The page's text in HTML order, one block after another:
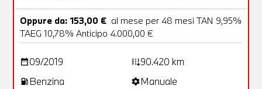
Oppure da: 153,00 € al mese per 48 mesi TAN 9,95%
TAEG 10,78% Anticipo 4.000,00 €
date_range09/2019 add_road90.420 km
local_gas_station Benzina settingsManuale